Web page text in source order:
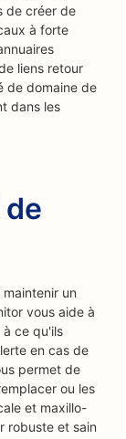
de créer de
à forte
liens retour
de domaine de
dans les
un
vous aide à
ce qu'ils
en cas de
permet de
ou les
et maxillo-
robuste et sain